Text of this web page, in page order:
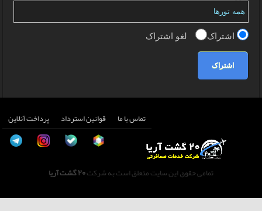
اشتراک لغو اشتراک
اشتراک
تماس با ما قوانین استرداد پرداخت آنلاین
تمامی حقوق این سایت متعلق است به شرکت20 گشت آریا